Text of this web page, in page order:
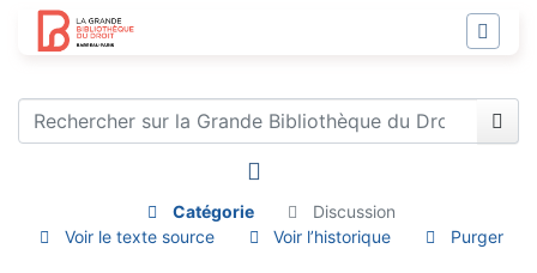
Catégorie
Discussion
Voir le texte source
Voir l’historique Purger